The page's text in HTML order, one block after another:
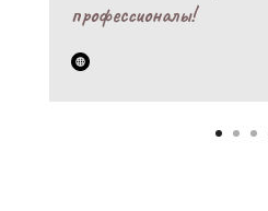
профессионалы!